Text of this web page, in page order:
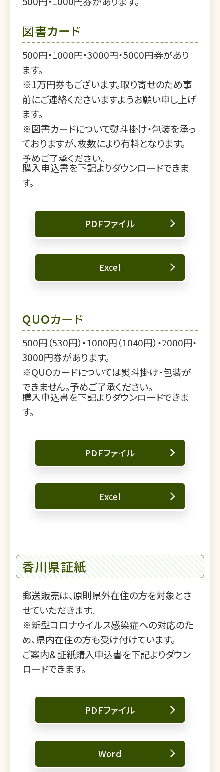
図書カード
500円・1000円・3000円・5000円券があり
ます。
※1万円券もございます。取り寄せのため事
前にご連絡くださいますようお願い申し上げ
ます。
※図書カードについて熨斗掛け・包装を承っ
ておりますが、枚数により有料となります。
予めご了承ください。
購入申込書を下記よりダウンロードできま
す。
PDFファイル
Excel
QUOカード
500円（530円）・1000円（1040円）・2000円・
3000円券があります。
※QUOカードについては熨斗掛け・包装が
できません。予めご了承ください。
購入申込書を下記よりダウンロードできま
す。
PDFファイル
Excel
香川県証紙
郵送販売は、原則県外在住の方を対象とさ
せていただきます。
※新型コロナウイルス感染症への対応のた
め、県内在住の方も受け付けています。
ご案内＆証紙購入申込書を下記よりダウン
ロードできます。
PDFファイル
Word